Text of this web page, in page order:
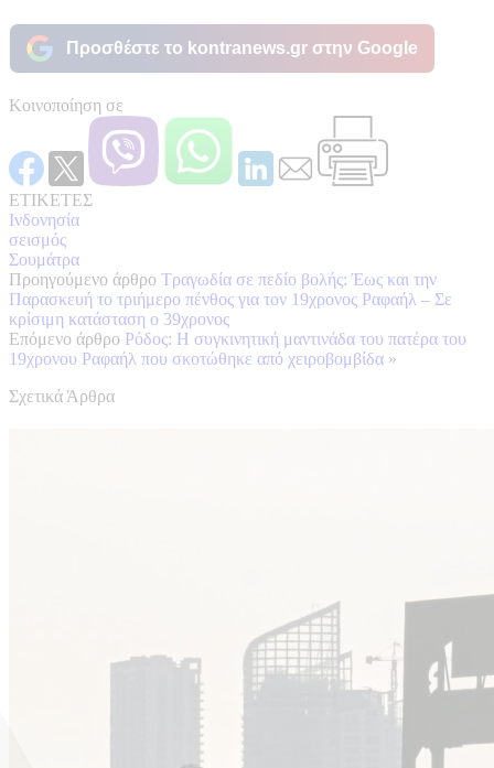
Προσθέστε το kontranews.gr στην Google
Κοινοποίηση σε
ΕΤΙΚΕΤΕΣ
Ινδονησία
σεισμός
Σουμάτρα
Προηγούμενο άρθρο Τραγωδία σε πεδίο βολής: Έως και την
Παρασκευή το τριήμερο πένθος για τον 19χρονος Ραφαήλ – Σε
κρίσιμη κατάσταση ο 39χρονος
Επόμενο άρθρο Ρόδος: Η συγκινητική μαντινάδα του πατέρα του
19χρονου Ραφαήλ που σκοτώθηκε από χειροβομβίδα »
Σχετικά Άρθρα